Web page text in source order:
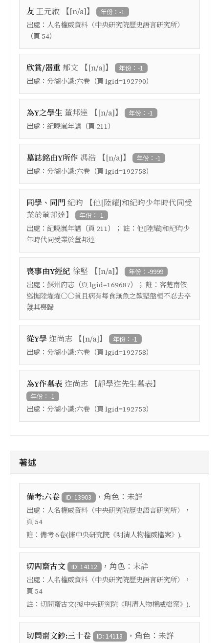
友 王元啟 【[n/a]】 年份：-1
出處： 人名權威資料（中央研究院歷史語言研究所）
（頁 54）
欣賞/器重 郁文 【[n/a]】 年份：-1
出處： 分湖小識:六卷 （頁 lgid=192790）
為Y之學生 董邦達 【[n/a]】 年份：-1
出處： 紀曉嵐年譜 （頁 211）
墓誌銘由Y所作 馮浩 【[n/a]】 年份：-1
出處： 分湖小識:六卷 （頁 lgid=192758）
同學、同門 紀昀 【他[陸耀]和紀昀少年時代同受
業於董邦達】 年份：-1
出處： 紀曉嵐年譜 （頁 211）； 註： 他[陸耀]和紀昀少
年時代同受業於董邦達
喪事由Y經紀 徐堅 【[n/a]】 年份：-9999
出處： 蘇州府志 （頁 lgid=169687）； 註： 客楚南依
巡撫陸燿燿○○貧且病有每食無魚之歎堅盤桓不忍去卒
䕶其喪歸
從Y學迮尚志 【[n/a]】 年份：-1
出處： 分湖小識:六卷 （頁 lgid=192758）
為Y作墓表 迮尚志 【靜學迮先生墓表】
年份：-1
出處： 分湖小識:六卷 （頁 lgid=192753）
著述
備考:六卷 ID: 13903 ，角色： 未詳
出處： 人名權威資料（中央研究院歷史語言研究所）
，
頁 54
註： 備考 6卷(據中央研究院《明清人物權威檔案》).
切問齋古文 ID: 14112 ，角色： 未詳
出處： 人名權威資料（中央研究院歷史語言研究所）
，
頁 54
註： 切問齋古文(據中央研究院《明清人物權威檔案》).
切問齋文鈔:三十卷 ID: 14113 ，角色： 未詳